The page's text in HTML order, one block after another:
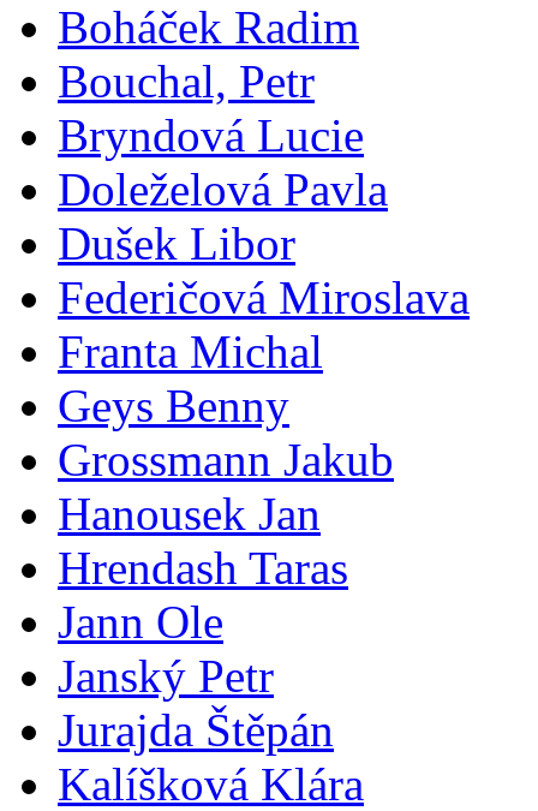
Boháček Radim
Bouchal, Petr
Bryndová Lucie
Doleželová Pavla
Dušek Libor
Federičová Miroslava
Franta Michal
Geys Benny
Grossmann Jakub
Hanousek Jan
Hrendash Taras
Jann Ole
Janský Petr
Jurajda Štěpán
Kalíšková Klára